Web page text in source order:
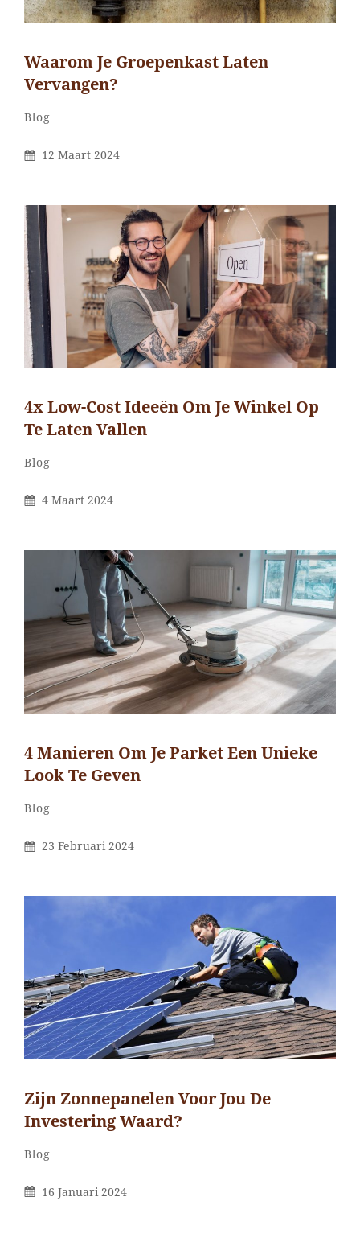
Waarom Je Groepenkast Laten
Vervangen?
Categorieën
Blog
Gepubliceerd
12 Maart 2024
4x Low-Cost Ideeën Om Je Winkel Op
Te Laten Vallen
Categorieën
Blog
Gepubliceerd
4 Maart 2024
4 Manieren Om Je Parket Een Unieke
Look Te Geven
Categorieën
Blog
Gepubliceerd
23 Februari 2024
Zijn Zonnepanelen Voor Jou De
Investering Waard?
Categorieën
Blog
Gepubliceerd
16 Januari 2024